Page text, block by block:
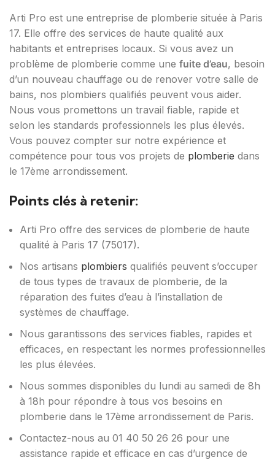
Arti Pro est une entreprise de plomberie située à Paris
17. Elle offre des services de haute qualité aux
habitants et entreprises locaux. Si vous avez un
problème de plomberie comme une fuite d’eau, besoin
d’un nouveau chauffage ou de renover votre salle de
bains, nos plombiers qualifiés peuvent vous aider.
Nous vous promettons un travail fiable, rapide et
selon les standards professionnels les plus élevés.
Vous pouvez compter sur notre expérience et
compétence pour tous vos projets de plomberie dans
le 17ème arrondissement.
Points clés à retenir:
Arti Pro offre des services de plomberie de haute
qualité à Paris 17 (75017).
Nos artisans plombiers qualifiés peuvent s’occuper
de tous types de travaux de plomberie, de la
réparation des fuites d’eau à l’installation de
systèmes de chauffage.
Nous garantissons des services fiables, rapides et
efficaces, en respectant les normes professionnelles
les plus élevées.
Nous sommes disponibles du lundi au samedi de 8h
à 18h pour répondre à tous vos besoins en
plomberie dans le 17ème arrondissement de Paris.
Contactez-nous au 01 40 50 26 26 pour une
assistance rapide et efficace en cas d’urgence de